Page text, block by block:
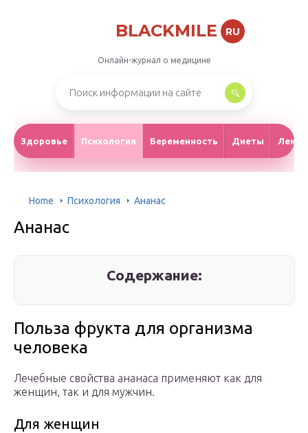
BLACKMILE RU
Онлайн-журнал о медицине
Здоровье Психология Беременность Диеты
Home Психология Ананас
Ананас
Содержание:
Польза фрукта для организма
человека
Лечебные свойства ананаса применяют как для
женщин, так и для мужчин.
Для женщин